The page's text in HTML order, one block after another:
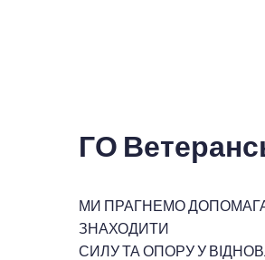
ГО
МИ ПРАГНЕМО
ЗНАХОДИТИ
СИЛУ ТА ОПОРУ У